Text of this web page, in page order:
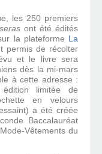
les 250 premiers
ont été édités
la plateforme La
permis de récolter
et le livre sera
dès la mi-mars
à cette adresse :
édition limitée de
en velours
a été créée
Baccalauréat
Vêtements du